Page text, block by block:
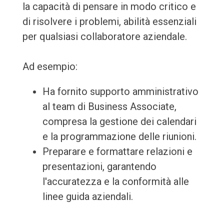
la capacità di pensare in modo critico e
di risolvere i problemi, abilità essenziali
per qualsiasi collaboratore aziendale.
Ad esempio:
Ha fornito supporto amministrativo
al team di Business Associate,
compresa la gestione dei calendari
e la programmazione delle riunioni.
Preparare e formattare relazioni e
presentazioni, garantendo
l'accuratezza e la conformità alle
linee guida aziendali.